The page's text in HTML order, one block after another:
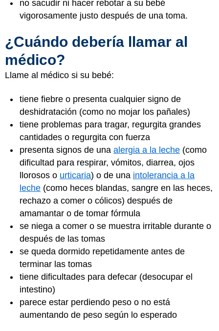
no sacudir ni hacer rebotar a su bebé
vigorosamente justo después de una toma.
¿Cuándo debería llamar al
médico?
Llame al médico si su bebé:
tiene fiebre o presenta cualquier signo de
deshidratación (como no mojar los pañales)
tiene problemas para tragar, regurgita grandes
cantidades o regurgita con fuerza
presenta signos de una alergia a la leche (como
dificultad para respirar, vómitos, diarrea, ojos
llorosos o urticaria) o de una intolerancia a la
leche (como heces blandas, sangre en las heces,
rechazo a comer o cólicos) después de
amamantar o de tomar fórmula
se niega a comer o se muestra irritable durante o
después de las tomas
se queda dormido repetidamente antes de
terminar las tomas
tiene dificultades para defecar (desocupar el
intestino)
parece estar perdiendo peso o no está
aumentando de peso según lo esperado